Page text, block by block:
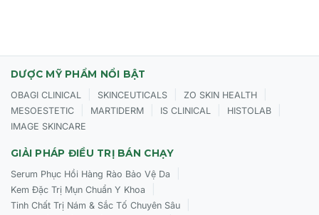
DƯỢC MỸ PHẨM NỔI BẬT
OBAGI CLINICAL SKINCEUTICALS ZO SKIN HEALTH
MESOESTETIC MARTIDERM IS CLINICAL HISTOLAB
IMAGE SKINCARE
GIẢI PHÁP ĐIỀU TRỊ BÁN CHẠY
Serum Phục Hồi Hàng Rào Bảo Vệ Da
Kem Đặc Trị Mụn Chuẩn Y Khoa
Tinh Chất Trị Nám & Sắc Tố Chuyên Sâu